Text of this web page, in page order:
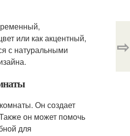
или как акцентный,
с натуральными
Он создает
он может помочь
для
⇨